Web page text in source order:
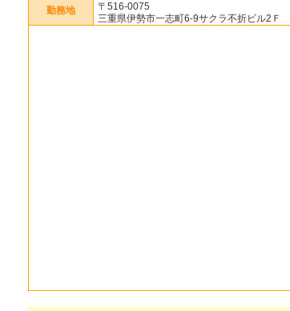
勤務地
〒516-0075
三重県伊勢市一志町6-9サクラ不折ビル2Ｆ